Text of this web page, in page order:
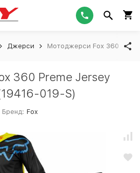
Джерси Мотоджерси Fox 360
360 Preme Jersey
019-S)
Бренд: Fox